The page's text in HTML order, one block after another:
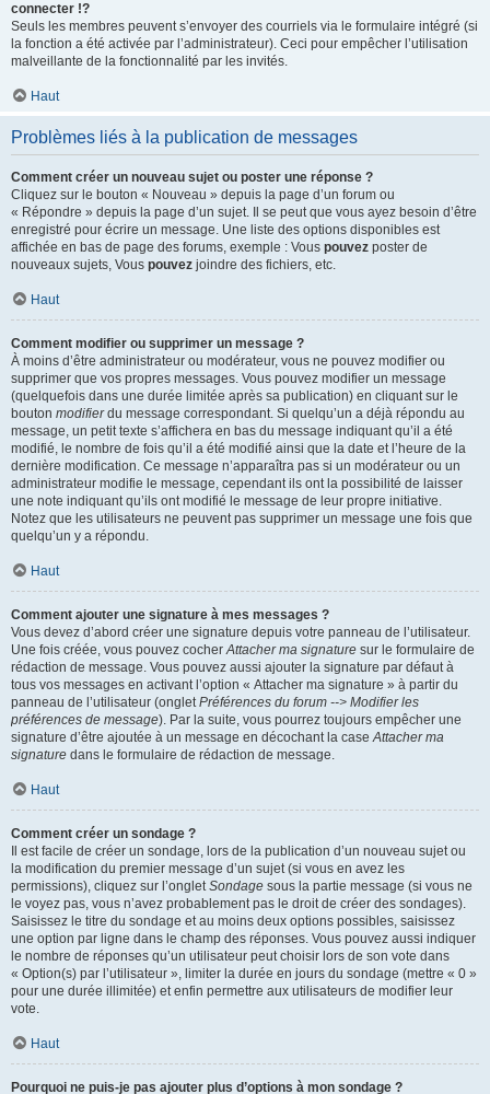
connecter !?
Seuls les membres peuvent s’envoyer des courriels via le formulaire intégré (si
la fonction a été activée par l’administrateur). Ceci pour empêcher l’utilisation
malveillante de la fonctionnalité par les invités.
Haut
Problèmes liés à la publication de messages
Comment créer un nouveau sujet ou poster une réponse ?
Cliquez sur le bouton « Nouveau » depuis la page d’un forum ou
« Répondre » depuis la page d’un sujet. Il se peut que vous ayez besoin d’être
enregistré pour écrire un message. Une liste des options disponibles est
affichée en bas de page des forums, exemple : Vous pouvez poster de
nouveaux sujets, Vous pouvez joindre des fichiers, etc.
Haut
Comment modifier ou supprimer un message ?
À moins d’être administrateur ou modérateur, vous ne pouvez modifier ou
supprimer que vos propres messages. Vous pouvez modifier un message
(quelquefois dans une durée limitée après sa publication) en cliquant sur le
bouton modifierdu message correspondant. Si quelqu’un a déjà répondu au
message, un petit texte s’affichera en bas du message indiquant qu’il a été
modifié, le nombre de fois qu’il a été modifié ainsi que la date et l’heure de la
dernière modification. Ce message n’apparaîtra pas si un modérateur ou un
administrateur modifie le message, cependant ils ont la possibilité de laisser
une note indiquant qu’ils ont modifié le message de leur propre initiative.
Notez que les utilisateurs ne peuvent pas supprimer un message une fois que
quelqu’un y a répondu.
Haut
Comment ajouter une signature à mes messages ?
Vous devez d’abord créer une signature depuis votre panneau de l’utilisateur.
Une fois créée, vous pouvez cocherAttacher ma signature sur le formulaire de
rédaction de message. Vous pouvez aussi ajouter la signature par défaut à
tous vos messages en activant l’option « Attacher ma signature » à partir du
panneau de l’utilisateur (ongletPréférences du forum --> Modifier les
préférences de message). Par la suite, vous pourrez toujours empêcher une
signature d’être ajoutée à un message en décochant la caseAttacher ma
signature dans le formulaire de rédaction de message.
Haut
Comment créer un sondage ?
Il est facile de créer un sondage, lors de la publication d’un nouveau sujet ou
la modification du premier message d’un sujet (si vous en avez les
permissions), cliquez sur l’ongletSondage sous la partie message (si vous ne
le voyez pas, vous n’avez probablement pas le droit de créer des sondages).
Saisissez le titre du sondage et au moins deux options possibles, saisissez
une option par ligne dans le champ des réponses. Vous pouvez aussi indiquer
le nombre de réponses qu’un utilisateur peut choisir lors de son vote dans
« Option(s) par l’utilisateur », limiter la durée en jours du sondage (mettre « 0 »
pour une durée illimitée) et enfin permettre aux utilisateurs de modifier leur
vote.
Haut
Pourquoi ne puis-je pas ajouter plus d’options à mon sondage ?